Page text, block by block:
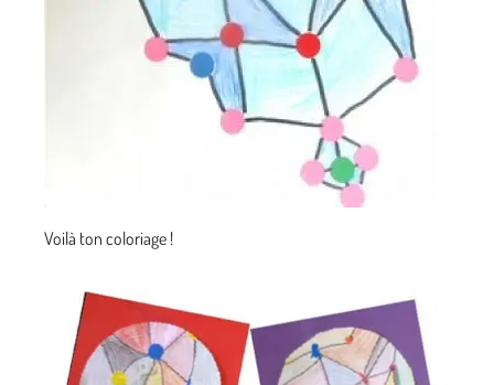
Voilà ton coloriage !